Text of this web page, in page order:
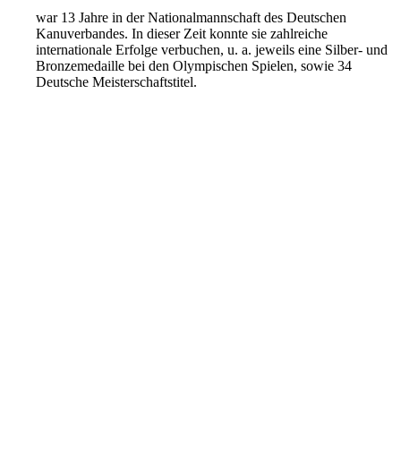
war 13 Jahre in der Nationalmannschaft des Deutschen
Kanuverbandes. In dieser Zeit konnte sie zahlreiche
internationale Erfolge verbuchen, u. a. jeweils eine Silber- und
Bronzemedaille bei den Olympischen Spielen, sowie 34
Deutsche Meisterschaftstitel.